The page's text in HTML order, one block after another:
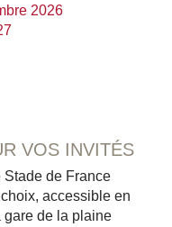
2026
VOS INVITÉS
de France
accessible en
gare de la plaine